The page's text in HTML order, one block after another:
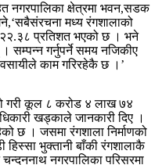
नगरपालिका क्षेत्रमा भवन,सडक
मध्य रंगशालाको
२२.३८ प्रतिशत भएको छ । भने
सम्पन्न गर्नुपर्ने समय नजिकीए
काम गरिरहेकै छ ।’
गरी कूल ८ करोड ४ लाख ७४
खड्काले जानकारी दिए ।
छ । जसमा रंगशाला निर्माणको
भुक्तानी बाँकी रंगशालाकै
नगरपालिका परिसरमा